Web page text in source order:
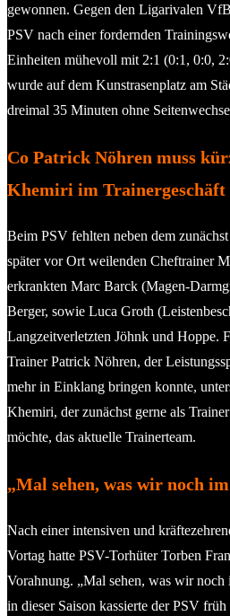
gewonnen. Gegen den Ligarivalen
PSV nach einer fordernden
Einheiten mühevoll mit 2:1 (0:1, 0:0,
wurde auf dem Kunstrasenplatz am
dreimal 35 Minuten ohne
Co Patrick Nöhren muss
Khemiri im Trainergeschäft
Beim PSV fehlten neben dem
später vor Ort weilenden Cheftrainer
erkrankten Marc Barck (Magen-
Berger, sowie Luca Groth
Langzeitverletzten Jöhnk und Hoppe.
Trainer Patrick Nöhren, der
mehr in Einklang bringen konnte,
Khemiri, der zunächst gerne als
möchte, das aktuelle Trainerteam.
„Mal sehen, was wir noch
Nach einer intensiven und
Vortag hatte PSV-Torhüter Torben
Vorahnung. „Mal sehen, was wir
in dieser Saison kassierte der PSV